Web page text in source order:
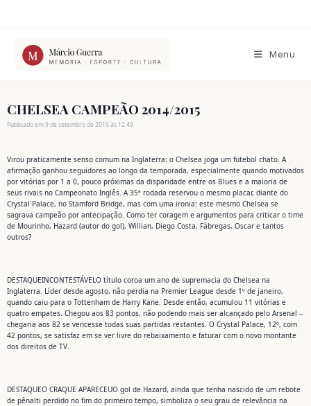
conteúdo
Menu
CHELSEA CAMPEÃO 2014/2015
Publicado em 9 de setembro de 2015 às 12:49
Virou praticamente senso comum na Inglaterra: o Chelsea joga um futebol chato. A
afirmação ganhou seguidores ao longo da temporada, especialmente quando motivados
por vitórias por 1 a 0, pouco próximas da disparidade entre os Blues e a maioria de
seus rivais no Campeonato Inglês. A 35ª rodada reservou o mesmo placar, diante do
Crystal Palace, no Stamford Bridge, mas com uma ironia: este mesmo Chelsea se
sagrava campeão por antecipação. Como ter coragem e argumentos para criticar o time
de Mourinho, Hazard (autor do gol), Willian, Diego Costa, Fàbregas, Oscar e tantos
outros?
DESTAQUEINCONTESTÁVELO título coroa um ano de supremacia do Chelsea na
Inglaterra. Líder desde agosto, não perdia na Premier League desde 1º de janeiro,
quando caiu para o Tottenham de Harry Kane. Desde então, acumulou 11 vitórias e
quatro empates. Chegou aos 83 pontos, não podendo mais ser alcançado pelo Arsenal –
chegaria aos 82 se vencesse todas suas partidas restantes. O Crystal Palace, 12º, com
42 pontos, se satisfaz em se ver livre do rebaixamento e faturar com o novo montante
dos direitos de TV.
DESTAQUEO CRAQUE APARECEUO gol de Hazard, ainda que tenha nascido de um rebote
de pênalti perdido no fim do primeiro tempo, simboliza o seu grau de relevância na